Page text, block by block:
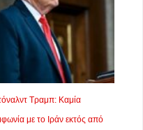
Τραμπ: Καμία
με το Ιράν εκτός από